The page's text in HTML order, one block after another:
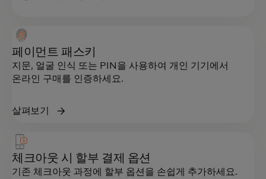
페이먼트 패스키
지문, 얼굴 인식 또는 PIN을 사용하여 개인 기기에서
온라인 구매를 인증하세요.
살펴보기
체크아웃 시 할부 결제 옵션
기존 체크아웃 과정에 할부 옵션을 손쉽게 추가하세요.